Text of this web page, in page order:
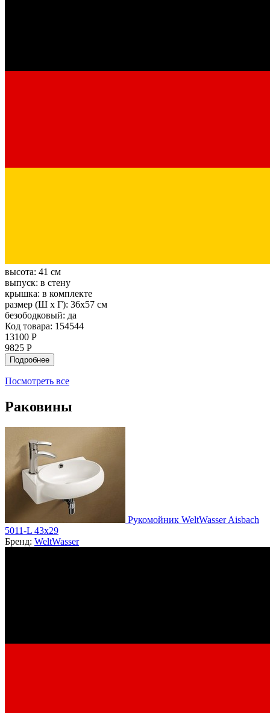
высота: 41 см
выпуск: в стену
крышка: в комплекте
размер (Ш х Г): 36х57 см
безободковый: да
Код товара: 154544
13100 Р
9825 Р
Подробнее
Посмотреть все
Раковины
Рукомойник WeltWasser Aisbach
5011-L 43х29
Бренд: WeltWasser